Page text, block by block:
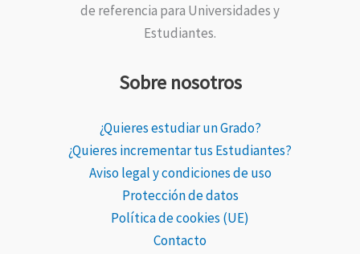
de referencia para Universidades y
Estudiantes.
Sobre nosotros
¿Quieres estudiar un Grado?
¿Quieres incrementar tus Estudiantes?
Aviso legal y condiciones de uso
Protección de datos
Política de cookies (UE)
Contacto